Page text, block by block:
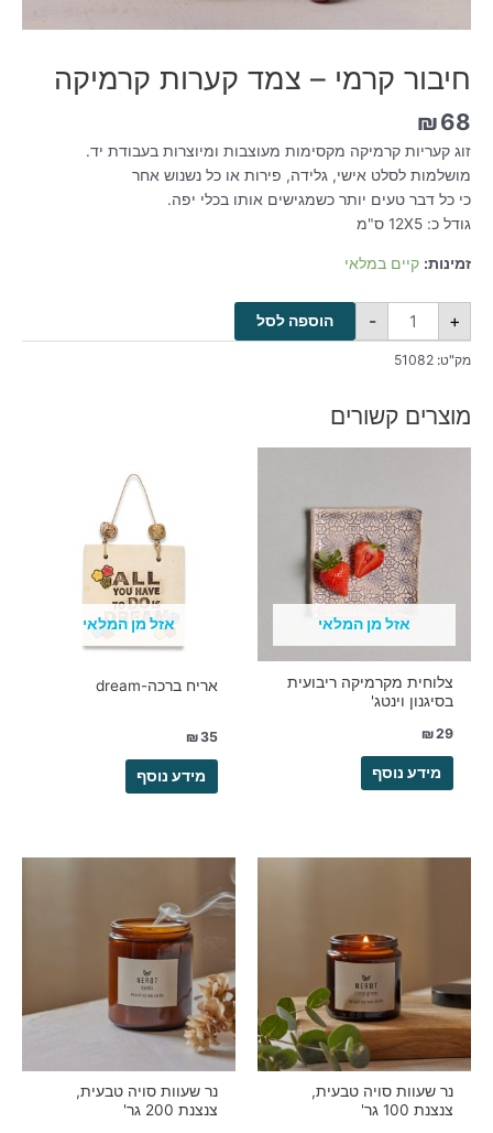
חיבור קרמי – צמד קערות קרמיקה
₪68
זוג קעריות קרמיקה מקסימות מעוצבות ומיוצרות בעבודת יד.
מושלמות לסלט אישי, גלידה, פירות או כל נשנוש אחר
כי כל דבר טעים יותר כשמגישים אותו בכלי יפה.
גודל כ: 12X5 ס"מ
זמינות: קיים במלאי
- + הוספה לסל
מק"ט: 51082
מוצרים קשורים
אזל מן המלאי
צלוחית מקרמיקה ריבועית
בסיגנון וינטג'
₪29
מידע נוסף
אזל מן המלאי
אריח ברכה-dream
₪35
מידע נוסף
נר שעוות סויה טבעית,
צנצנת 100 גר'
מספר
סוגים.
ניתן
לבחור
את
האפשרויות
בעמוד
המוצר
נר שעוות סויה טבעית,
צנצנת 200 גר'
יש
מספר
סוגים.
ניתן
לבחור
את
בעמוד
המוצר